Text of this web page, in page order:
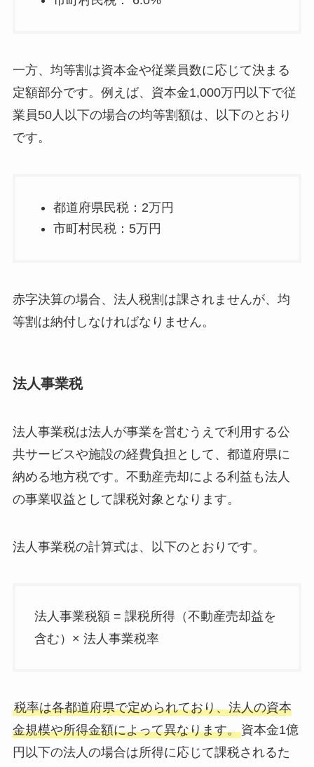
一方、均等割は資本金や従業員数に応じて決まる
定額部分です。例えば、資本金1,000万円以下で従
業員50人以下の場合の均等割額は、以下のとおり
です。
都道府県民税：2万円
市町村民税：5万円
赤字決算の場合、法人税割は課されませんが、均
等割は納付しなければなりません。
法人事業税
法人事業税は法人が事業を営むうえで利用する公
共サービスや施設の経費負担として、都道府県に
納める地方税です。不動産売却による利益も法人
の事業収益として課税対象となります。
法人事業税の計算式は、以下のとおりです。
法人事業税額 = 課税所得（不動産売却益を
含む）× 法人事業税率
税率は各都道府県で定められており、法人の資本
金規模や所得金額によって異なります。資本金1億
円以下の法人の場合は所得に応じて課税されるた